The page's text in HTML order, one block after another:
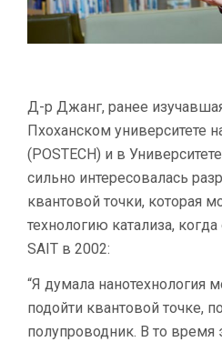
Д-р Джанг, ранее
Пхоханском университете
(POSTECH) и в
сильно интересовалась
квантовой точки, которая
технологию катализа,
SAIT в 2002:
“Я думала нанотехнология
подойти квантовой точке,
полупроводник. В то время